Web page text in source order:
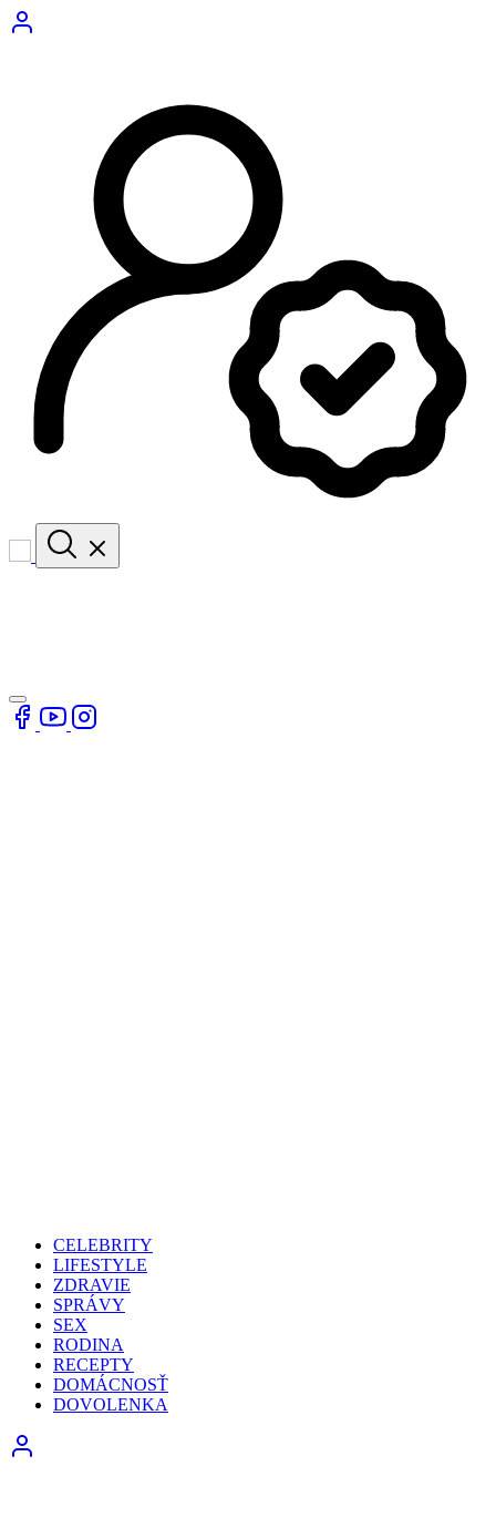
CELEBRITY
LIFESTYLE
ZDRAVIE
SPRÁVY
SEX
RODINA
RECEPTY
DOMÁCNOSŤ
DOVOLENKA